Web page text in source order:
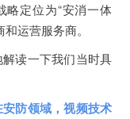
略定位为“安消一体
运营服务商。
读一下我们当时具
防领域，视频技术